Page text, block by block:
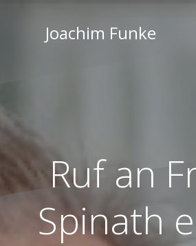
springen
Joachim Funke
Ruf an
Spinath